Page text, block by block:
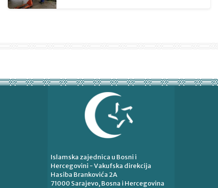
Islamska zajednica u Bosni i
Hercegovini - Vakufska direkcija
Hasiba Brankovića 2A
71000 Sarajevo, Bosna i Hercegovina